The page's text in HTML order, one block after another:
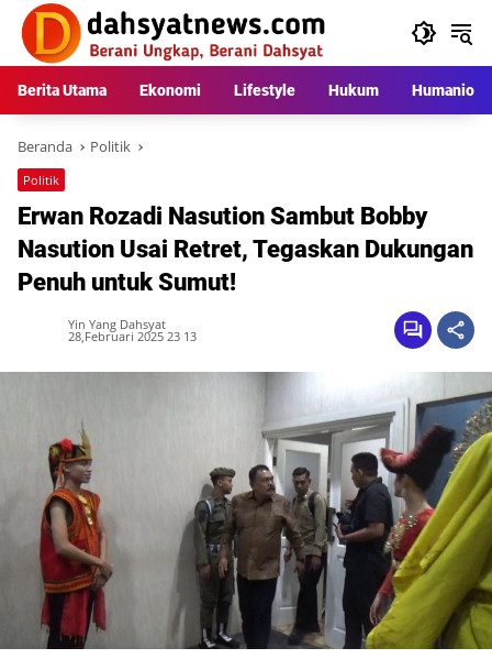
Langsung
konten
Berita Utama Ekonomi Lifestyle Hukum Humaniora
Beranda Politik
Politik
Erwan Rozadi Nasution Sambut Bobby
Nasution Usai Retret, Tegaskan Dukungan
Penuh untuk Sumut!
Yin Yang Dahsyat
28,Februari 2025 23 13